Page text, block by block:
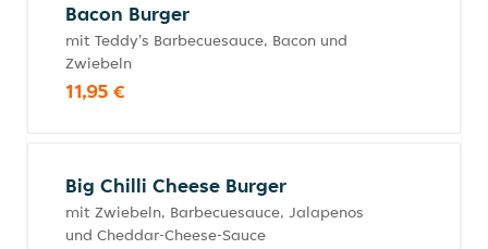
Bacon Burger
mit Teddy's Barbecuesauce, Bacon und
Zwiebeln
11,95 €
Big Chilli Cheese Burger
mit Zwiebeln, Barbecuesauce, Jalapenos
und Cheddar-Cheese-Sauce